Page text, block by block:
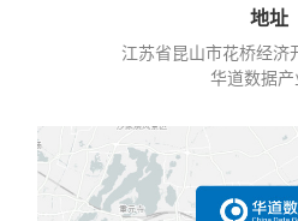
地址
江苏省昆山市花桥经济
华道数据产